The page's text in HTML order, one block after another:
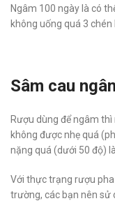
Ngâm 100 ngày là có
không uống quá 3 chén
Sâm cau
Rượu dùng để ngâm
không được nhẹ quá
nặng quá (dưới 50 độ)
Với thực trạng rượu
trường, các bạn nên sử